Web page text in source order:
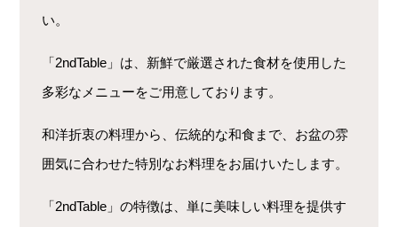
い。
「2ndTable」は、新鮮で厳選された食材を使用した
多彩なメニューをご用意しております。
和洋折衷の料理から、伝統的な和食まで、お盆の雰
囲気に合わせた特別なお料理をお届けいたします。
「2ndTable」の特徴は、単に美味しい料理を提供す